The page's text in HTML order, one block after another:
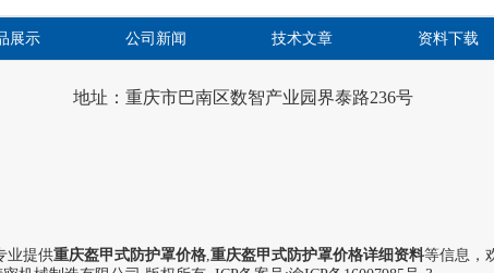
展示 公司新闻 技术文章 资料下载
地址：重庆市巴南区数智产业园界泰路236号
业提供重庆盔甲式防护罩价格,重庆盔甲式防护罩价格详细资料等信息，